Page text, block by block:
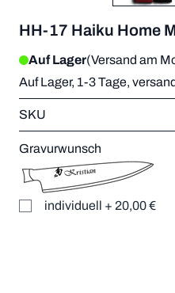
HH-17 Haiku Home
Auf Lager(Versand am
Auf Lager, 1-3 Tage,
SKU
Gravurwunsch
individuell + 20,00 €